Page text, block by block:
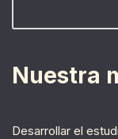
Nuestra
Desarrollar el